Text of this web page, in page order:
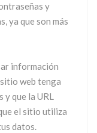
y
ya que son más
información
web tenga
y que la URL
el sitio utiliza
datos.